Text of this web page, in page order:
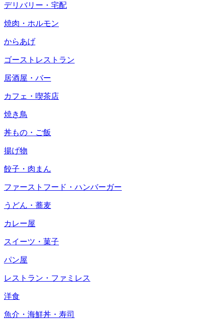
デリバリー・宅配
焼肉・ホルモン
からあげ
ゴーストレストラン
居酒屋・バー
カフェ・喫茶店
焼き鳥
丼もの・ご飯
揚げ物
餃子・肉まん
ファーストフード・ハンバーガー
うどん・蕎麦
カレー屋
スイーツ・菓子
パン屋
レストラン・ファミレス
洋食
魚介・海鮮丼・寿司